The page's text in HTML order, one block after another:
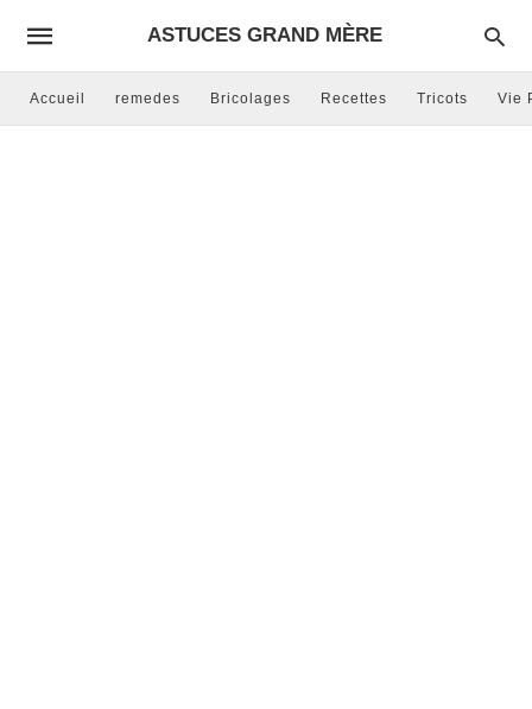
ASTUCES GRAND MÈRE
Accueil remedes Bricolages Recettes Tricots Vie